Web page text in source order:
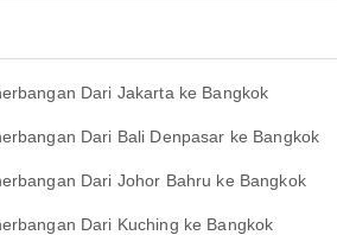
Dari Jakarta ke Bangkok
Dari Bali Denpasar ke Bangkok
Dari Johor Bahru ke Bangkok
Dari Kuching ke Bangkok